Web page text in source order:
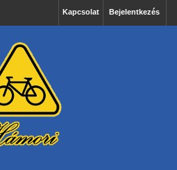
Bejelentkezés
Kapcsolat